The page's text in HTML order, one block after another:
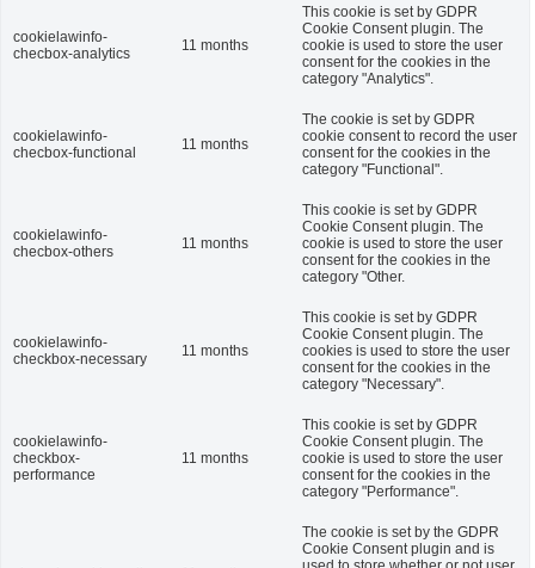
cookielawinfo-
checbox-analytics
11 months
This cookie is set by GDPR
Cookie Consent plugin. The
cookie is used to store the user
consent for the cookies in the
category "Analytics".
cookielawinfo-
checbox-functional
11 months
The cookie is set by GDPR
cookie consent to record the user
consent for the cookies in the
category "Functional".
cookielawinfo-
checbox-others
11 months
This cookie is set by GDPR
Cookie Consent plugin. The
cookie is used to store the user
consent for the cookies in the
category "Other.
cookielawinfo-
checkbox-necessary
11 months
This cookie is set by GDPR
Cookie Consent plugin. The
cookies is used to store the user
consent for the cookies in the
category "Necessary".
cookielawinfo-
checkbox-
performance
11 months
This cookie is set by GDPR
Cookie Consent plugin. The
cookie is used to store the user
consent for the cookies in the
category "Performance".
The cookie is set by the GDPR
Cookie Consent plugin and is